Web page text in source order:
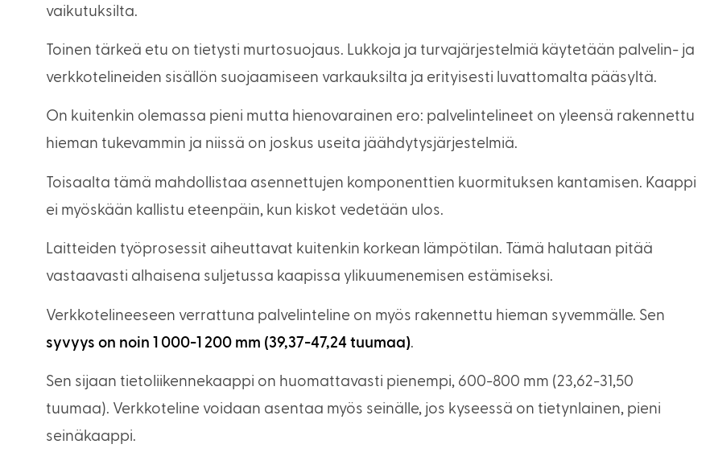
vaikutuksilta.
Toinen tärkeä etu on tietysti murtosuojaus. Lukkoja ja turvajärjestelmiä käytetään palvelin- ja
verkkotelineiden sisällön suojaamiseen varkauksilta ja erityisesti luvattomalta pääsyltä.
On kuitenkin olemassa pieni mutta hienovarainen ero: palvelintelineet on yleensä rakennettu
hieman tukevammin ja niissä on joskus useita jäähdytysjärjestelmiä.
Toisaalta tämä mahdollistaa asennettujen komponenttien kuormituksen kantamisen. Kaappi
ei myöskään kallistu eteenpäin, kun kiskot vedetään ulos.
Laitteiden työprosessit aiheuttavat kuitenkin korkean lämpötilan. Tämä halutaan pitää
vastaavasti alhaisena suljetussa kaapissa ylikuumenemisen estämiseksi.
Verkkotelineeseen verrattuna palvelinteline on myös rakennettu hieman syvemmälle. Sen
syvyys on noin 1 000-1 200 mm (39,37-47,24 tuumaa).
Sen sijaan tietoliikennekaappi on huomattavasti pienempi, 600-800 mm (23,62-31,50
tuumaa). Verkkoteline voidaan asentaa myös seinälle, jos kyseessä on tietynlainen, pieni
seinäkaappi.